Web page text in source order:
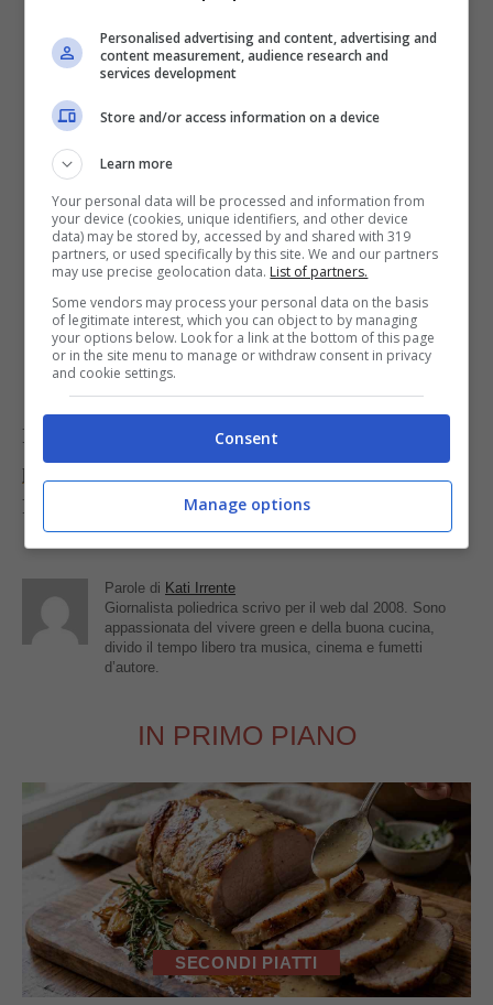
Sgocciola le triglie,unisci una fetta di
pesci nel pane grattato precedentemente
unito al prezzemolo tritato.
Disponi le triglie così farcite in una teglia
foderata con carta forno leggermente unta,
unisci le foglie di salvia e cuoci nel forno
preriscaldato a 170 gradi per 15 / 20
minuti.
Prova anche
le triglie al sale, per un secondo
piatto leggero e senza grassi.
Foto di
Michele Mondora
Parole di Kati Irrente
Giornalista poliedrica scrivo per il web dal 2008. Sono
appassionata del vivere green e della buona cucina,
divido il tempo libero tra musica, cinema e fumetti
d’autore.
IN PRIMO PIANO
SECONDI PIATTI
Personalised advertising and content, advertising and
content measurement, audience research and
services development
Store and/or access information on a device
Learn more
Your personal data will be processed and information from
your device (cookies, unique identifiers, and other device
data) may be stored by, accessed by and shared with 319
partners, or used specifically by this site. We and our partners
may use precise geolocation data. List of partners.
Some vendors may process your personal data on the basis
of legitimate interest, which you can object to by managing
your options below. Look for a link at the bottom of this page
or in the site menu to manage or withdraw consent in privacy
and cookie settings.
Consent
Manage options